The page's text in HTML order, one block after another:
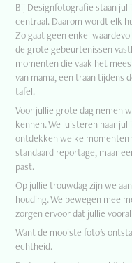
Bij Designfotografie staan
centraal. Daarom wordt elk
Zo gaat geen enkel
de grote gebeurtenissen
momenten die vaak het
van mama, een traan tijdens
tafel.
Voor jullie grote dag nemen
kennen. We luisteren naar
ontdekken welke momenten
standaard reportage, maar
past.
Op jullie trouwdag zijn we
houding. We bewegen mee
zorgen ervoor dat jullie
Want de mooiste foto's
echtheid.